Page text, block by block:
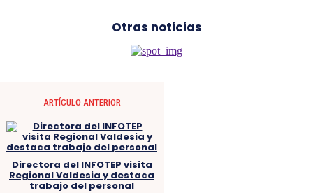
Otras noticias
ARTÍCULO ANTERIOR
Directora del INFOTEP visita
Regional Valdesia y destaca
trabajo del personal